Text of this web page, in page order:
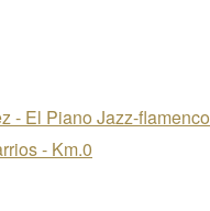
- El Piano Jazz-flamenco
- Km.0